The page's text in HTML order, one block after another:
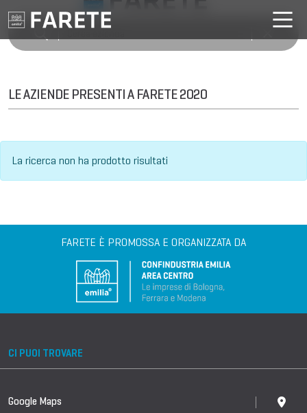
LE AZIENDE PRESENTI A FARETE 2020
La ricerca non ha prodotto risultati
FARETE È PROMOSSA E ORGANIZZATA DA
CI PUOI TROVARE
Google Maps